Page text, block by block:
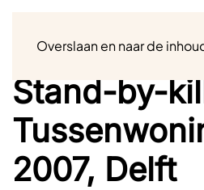
Overslaan en naar de
Stand-by-
2007, Delft